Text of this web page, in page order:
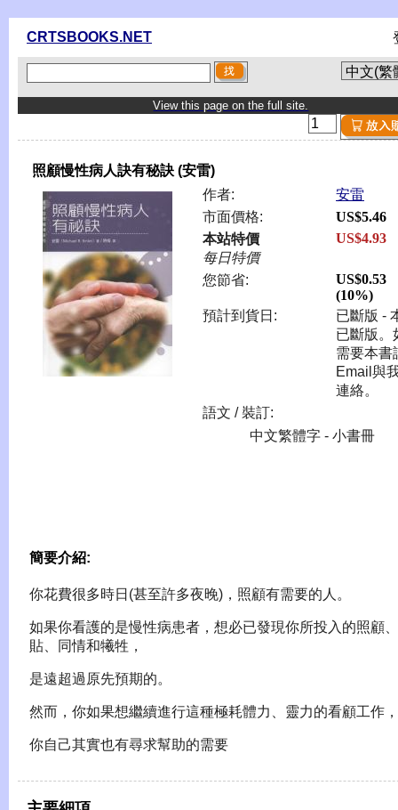
CRTSBOOKS.NET
View this page on the full site.
照顧慢性病人訣有秘訣 (安雷)
作者:
安雷
市面價格:
US$5.46
本站特價
每日特價
US$4.93
您節省:
US$0.53
(10%)
預計到貨日:
已斷版 -
已斷版。
需要本書
Email與
連絡。
語文 / 裝訂:
中文繁體字 - 小書冊
簡要介紹:
你花費很多時日(甚至許多夜晚)，照顧有需要的人。
如果你看護的是慢性病患者，想必已發現你所投入的照顧
貼、同情和犧牲，
是遠超過原先預期的。
然而，你如果想繼續進行這種極耗體力、靈力的看顧工作，
你自己其實也有尋求幫助的需要